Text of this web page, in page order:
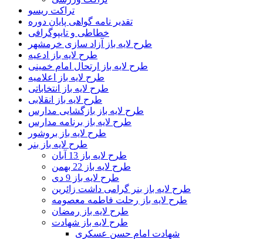
تراکت ریسو
تقدیر نامه گواهی پایان دوره
خطاطی و تایپوگرافی
طرح لایه باز آزاد سازی خرمشهر
طرح لایه باز ادعیه
طرح لایه باز ارتحال امام خمینی
طرح لایه باز اعلامیه
طرح لایه باز انتخاباتی
طرح لایه باز انقلابی
طرح لایه باز بازگشایی مدارس
طرح لایه باز برنامه مدارس
طرح لایه باز بروشور
طرح لایه باز بنر
طرح لایه باز 13 آبان
طرح لایه باز 22 بهمن
طرح لایه باز 9 دی
طرح لایه باز بنر گرامی داشت زائرین
طرح لایه باز رحلت فاطمه معصومه
طرح لایه باز رمضان
طرح لایه باز شهادت
شهادت امام حسن عسکری